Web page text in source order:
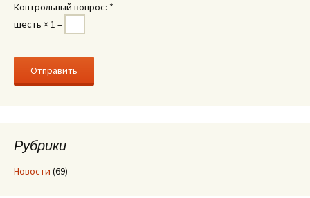
Контрольный вопрос: *
шесть × 1 =
Рубрики
Новости (69)